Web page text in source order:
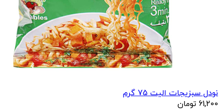
نودل سبزیجات الیت 75 گرم
61,200 تومان